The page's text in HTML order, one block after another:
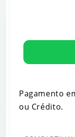
Pagamento
ou Crédito.